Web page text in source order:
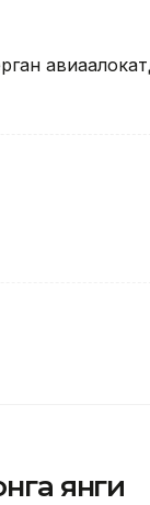
янги